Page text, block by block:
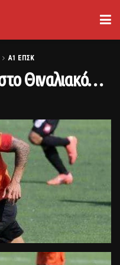
Α1 ΕΠΣΚ
Θιναλιακό…